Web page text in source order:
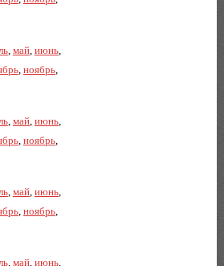
, май, июнь,
, ноябрь,
, май, июнь,
, ноябрь,
, май, июнь,
, ноябрь,
, май, июнь,